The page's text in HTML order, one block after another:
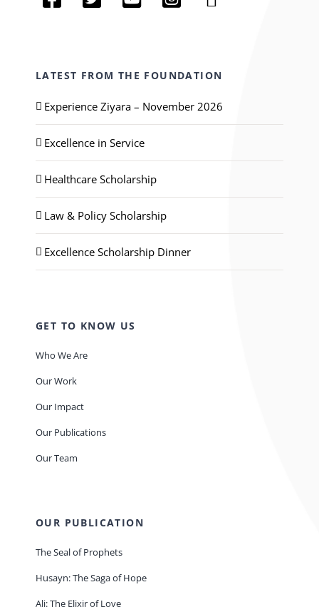
LATEST FROM THE FOUNDATION
Experience Ziyara – November 2026
Excellence in Service
Healthcare Scholarship
Law & Policy Scholarship
Excellence Scholarship Dinner
GET TO KNOW US
Who We Are
Our Work
Our Impact
Our Publications
Our Team
OUR PUBLICATION
The Seal of Prophets
Husayn: The Saga of Hope
Ali: The Elixir of Love